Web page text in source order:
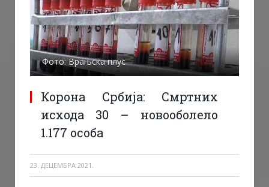
Фото: Врањска плус
Корона Србија: Смртних
исхода 30 – новооболело
1.177 особа
23. ДЕЦЕМБРА 2021.